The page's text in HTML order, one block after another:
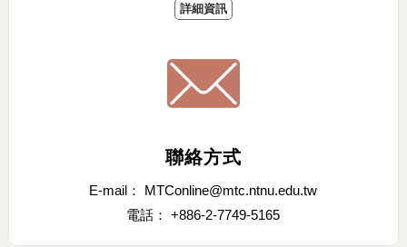
詳細資訊
聯絡方式
E-mail： MTConline@mtc.ntnu.edu.tw
電話： +886-2-7749-5165